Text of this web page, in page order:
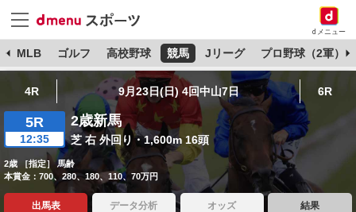
dメニュー
MLB ゴルフ 高校野球 競馬 Jリーグ プロ野球（2軍）
4R 9月23日(日) 4回中山7日 6R
5R
12:35
2歳新馬
芝 右 外回り・1,600m 16頭
2歳 ［指定］ 馬齢
本賞金：700、280、180、110、70万円
出馬表 データ分析 オッズ 結果